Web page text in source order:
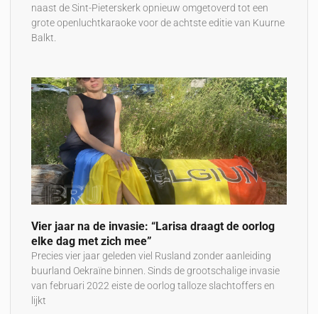
naast de Sint-Pieterskerk opnieuw omgetoverd tot een
grote openluchtkaraoke voor de achtste editie van Kuurne
Balkt.
Vier jaar na de invasie: “Larisa draagt de oorlog
elke dag met zich mee”
Precies vier jaar geleden viel Rusland zonder aanleiding
buurland Oekraïne binnen. Sinds de grootschalige invasie
van februari 2022 eiste de oorlog talloze slachtoffers en
lijkt